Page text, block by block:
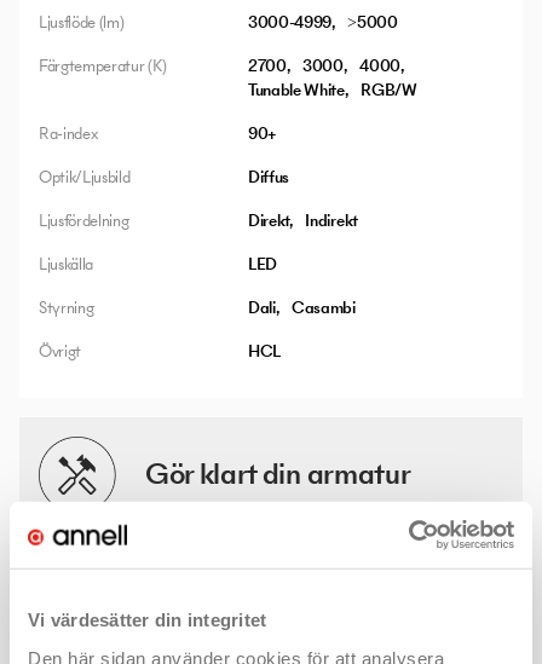
Vi värdesätter din integritet
Den här sidan använder cookies för att analysera
Ljusflöde (lm)
3000-4999
>5000
Färgtemperatur (K)
2700 3000
4000
Tunable White
RGB/W
Ra-index
90+
Optik/Ljusbild
Diffus
Ljusfördelning
Direkt
Indirekt
Ljuskälla
LED
Styrning
Dali
Casambi
Övrigt
HCL
Gör klart din armatur
Det finns många valmöjligheter och lösningar för denna
kanske ljusfiler eller montageanvisningar - och väljer rätt